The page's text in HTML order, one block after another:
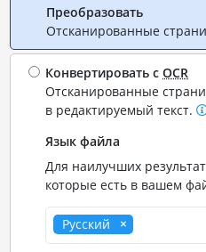
Преобразовать
Отсканированные
Конвертировать сOCR
Отсканированные
в редактируемый текст.
Язык файла
Для наилучших
которые есть в вашем
Русский